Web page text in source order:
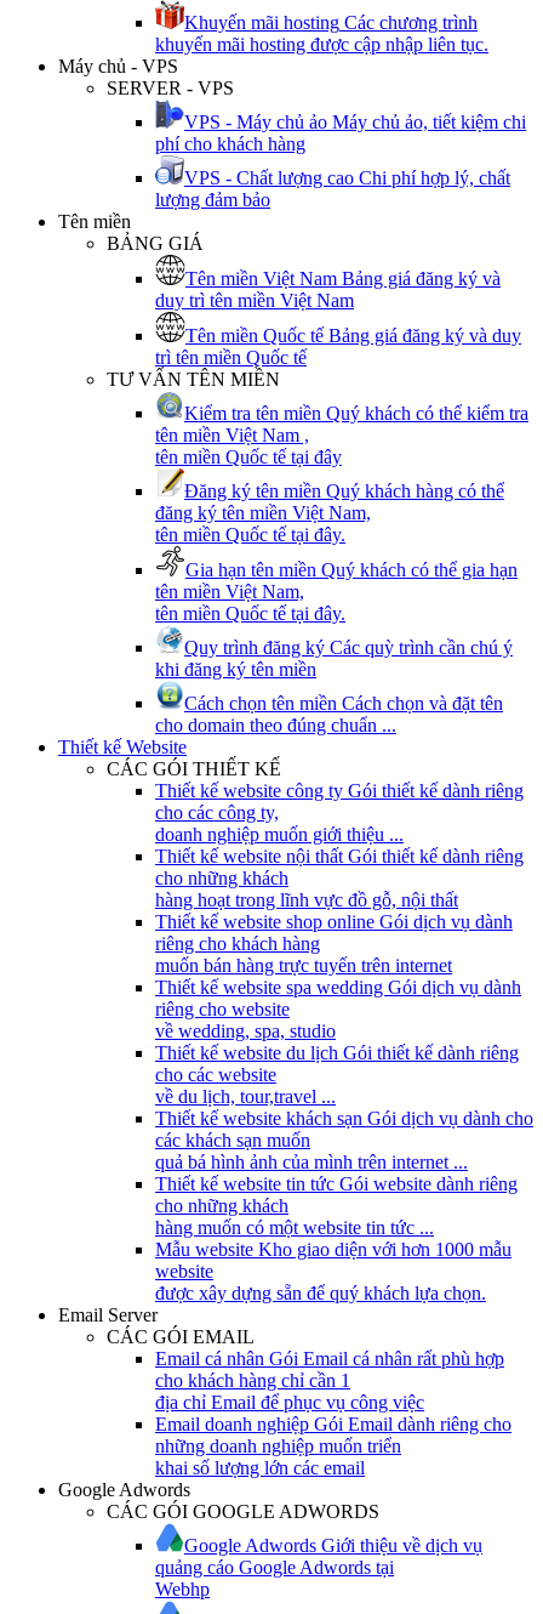
Khuyến mãi hosting Các chương trình
khuyến mãi hosting được cập nhập liên tục.
Máy chủ - VPS
SERVER - VPS
VPS - Máy chủ ảo Máy chủ ảo, tiết kiệm chi
phí cho khách hàng
VPS - Chất lượng cao Chi phí hợp lý, chất
lượng đảm bảo
Tên miền
BẢNG GIÁ
Tên miền Việt Nam Bảng giá đăng ký và
duy trì tên miền Việt Nam
Tên miền Quốc tế Bảng giá đăng ký và duy
trì tên miền Quốc tế
TƯ VẤN TÊN MIỀN
Kiểm tra tên miền Quý khách có thể kiểm tra
tên miền Việt Nam ,
tên miền Quốc tế tại đây
Đăng ký tên miền Quý khách hàng có thể
đăng ký tên miền Việt Nam,
tên miền Quốc tế tại đây.
Gia hạn tên miền Quý khách có thể gia hạn
tên miền Việt Nam,
tên miền Quốc tế tại đây.
Quy trình đăng ký Các quỳ trình cần chú ý
khi đăng ký tên miền
Cách chọn tên miền Cách chọn và đặt tên
cho domain theo đúng chuẩn ...
Thiết kế Website
CÁC GÓI THIẾT KẾ
Thiết kế website công ty Gói thiết kế dành riêng
cho các công ty,
doanh nghiệp muốn giới thiệu ...
Thiết kế website nội thất Gói thiết kế dành riêng
cho những khách
hàng hoạt trong lĩnh vực đồ gỗ, nội thất
Thiết kế website shop online Gói dịch vụ dành
riêng cho khách hàng
muốn bán hàng trực tuyến trên internet
Thiết kế website spa wedding Gói dịch vụ dành
riêng cho website
về wedding, spa, studio
Thiết kế website du lịch Gói thiết kế dành riêng
cho các website
về du lịch, tour,travel ...
Thiết kế website khách sạn Gói dịch vụ dành cho
các khách sạn muốn
quả bá hình ảnh của mình trên internet ...
Thiết kế website tin tức Gói website dành riêng
cho những khách
hàng muốn có một website tin tức ...
Mẫu website Kho giao diện với hơn 1000 mẫu
website
được xây dựng sẵn để quý khách lựa chọn.
Email Server
CÁC GÓI EMAIL
Email cá nhân Gói Email cá nhân rất phù hợp
cho khách hàng chỉ cần 1
địa chỉ Email để phục vụ công việc
Email doanh nghiệp Gói Email dành riêng cho
những doanh nghiệp muốn triển
khai số lượng lớn các email
Google Adwords
CÁC GÓI GOOGLE ADWORDS
Google Adwords Giới thiệu về dịch vụ
quảng cáo Google Adwords tại
Webhp